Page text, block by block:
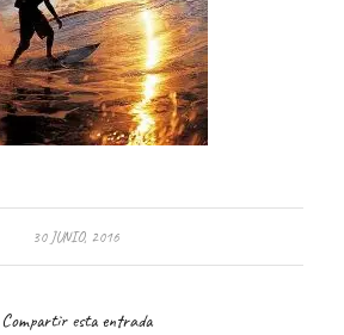
30 JUNIO, 2016
Compartir esta entrada